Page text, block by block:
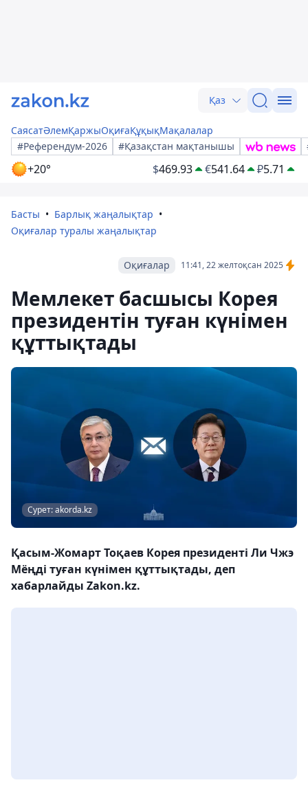
Қаз
СаясатӘлемҚаржыОқиғаҚұқықМақалалар
#Референдум-2026
#Қазақстан мақтанышы
+20° $469.93 €541.64 ₽5.71
Басты
Барлық жаңалықтар
Оқиғалар туралы жаңалықтар
11:41, 22 желтоқсан 2025
Оқиғалар
Мемлекет басшысы Корея
президентін туған күнімен
құттықтады
Сурет: akorda.kz
Қасым-Жомарт Тоқаев Корея президенті Ли Чжэ
Мёңді туған күнімен құттықтады, деп
хабарлайды Zakon.kz.